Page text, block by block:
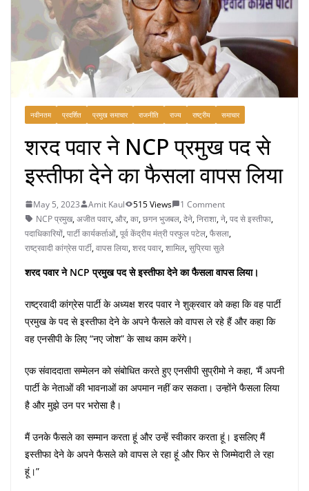
नवीनतम प्रदर्शित प्रमुख समाचार राजनीति राज्य राष्ट्रीय समाचार
शरद पवार ने NCP प्रमुख पद से
इस्तीफा देने का फैसला वापस लिया
May 5, 2023 Amit Kaul 515 Views
1 Comment
NCP प्रमुख,अजीत पवार,और,का,छगन भुजबल,देने,निराशा,ने,पद से इस्तीफा,
पदाधिकारियों,पार्टी कार्यकर्ताओं,पूर्व केंद्रीय मंत्री परफुल पटेल,फैसला,
राष्ट्रवादी कांग्रेस पार्टी,वापस लिया,शरद पवार,शामिल,सुप्रिया सुले
शरद पवार ने NCP प्रमुख पद से इस्तीफा देने का फैसला वापस लिया।
राष्ट्रवादी कांग्रेस पार्टी के अध्यक्ष शरद पवार ने शुक्रवार को कहा कि वह पार्टी
प्रमुख के पद से इस्तीफा देने के अपने फैसले को वापस ले रहे हैं और कहा कि
वह एनसीपी के लिए “नए जोश” के साथ काम करेंगे।
एक संवाददाता सम्मेलन को संबोधित करते हुए एनसीपी सुप्रीमो ने कहा, ‘मैं अपनी
पार्टी के नेताओं की भावनाओं का अपमान नहीं कर सकता। उन्होंने फैसला लिया
है और मुझे उन पर भरोसा है।
मैं उनके फैसले का सम्मान करता हूं और उन्हें स्वीकार करता हूं। इसलिए मैं
इस्तीफा देने के अपने फैसले को वापस ले रहा हूं और फिर से जिम्मेदारी ले रहा
हूं।”